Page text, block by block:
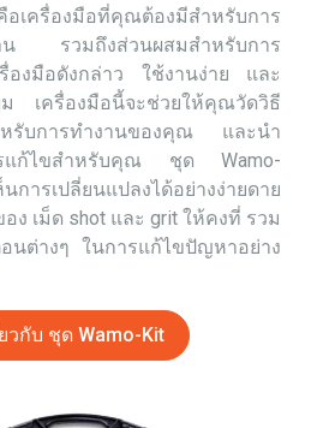
ครื่องมือที่คุณต้องมีสำหรับการ
น รวมถึงส่วนผสมสำหรับการ
องมือดังกล่าว ใช้งานง่าย และ
เครื่องมือนี้จะช่วยให้คุณวัดวิธี
รับการทำงานของคุณ และนำ
แก้ไขสำหรับคุณ ชุด Wamo-
การเปลี่ยนแปลงได้อย่างง่ายดาย
ง เม็ด shot และ grit ให้คงที่ รวม
นต่างๆ ในการแก้ไขปัญหาอย่าง
วกับ ชุด Wamo-Kit